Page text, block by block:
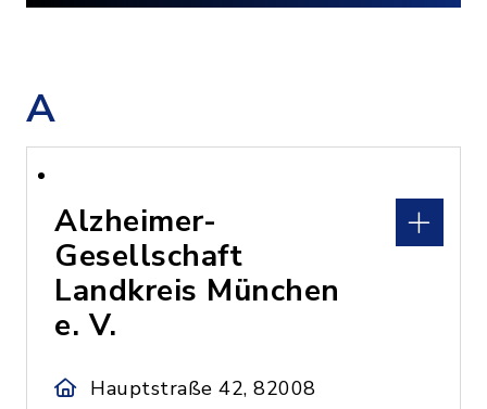
A
Alzheimer-
Gesellschaft
Landkreis München
e. V.
Hauptstraße 42, 82008